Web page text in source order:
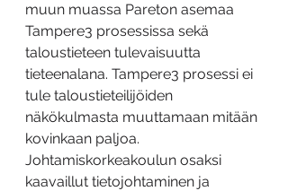
muun muassa Pareton asemaa
Tampere3 prosessissa sekä
taloustieteen tulevaisuutta
tieteenalana. Tampere3 prosessi ei
tule taloustieteilijöiden
näkökulmasta muuttamaan mitään
kovinkaan paljoa.
Johtamiskorkeakoulun osaksi
kaavaillut tietojohtaminen ja